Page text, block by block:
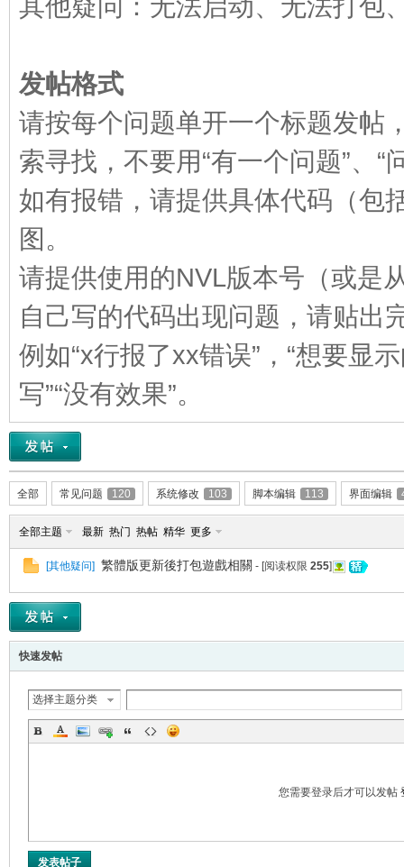
VL
er
发帖格式
请按每个问题单开一个标题发帖
索寻找，不要用“有一个问题”、
如有报错，请提供具体代码（包
图。
请提供使用的NVL版本号（或是
自己写的代码出现问题，请贴出
例如“x行报了xx错误”，“想要显
写”“没有效果”。
全部 常见问题 120 系统修改 103 脚本编辑 113 界面编辑
全部主题 最新 热门 热帖 精华 更多
[其他疑问] - [阅读权限 255]
快速发帖
选择主题分类
您需要登录后才可以发帖
发表帖子